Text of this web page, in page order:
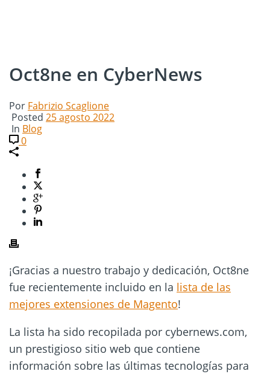
Oct8ne en CyberNews
Por Fabrizio Scaglione
Posted 25 agosto 2022
In Blog
0
¡Gracias a nuestro trabajo y dedicación, Oct8ne
fue recientemente incluido en la lista de las
mejores extensiones de Magento!
La lista ha sido recopilada por cybernews.com,
un prestigioso sitio web que contiene
información sobre las últimas tecnologías para